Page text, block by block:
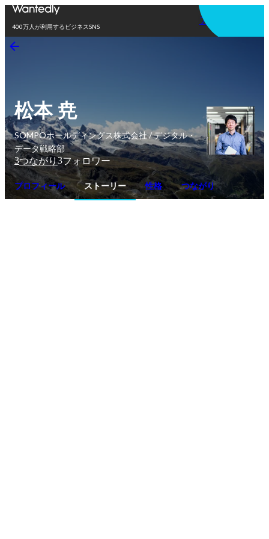
400万人が利用するビジネスSNS
アプリを使う
松本 尭
SOMPOホールディングス株式会社 / デジタル・
データ戦略部
3つながり3フォロワー
プロフィール ストーリー 性格 つながり